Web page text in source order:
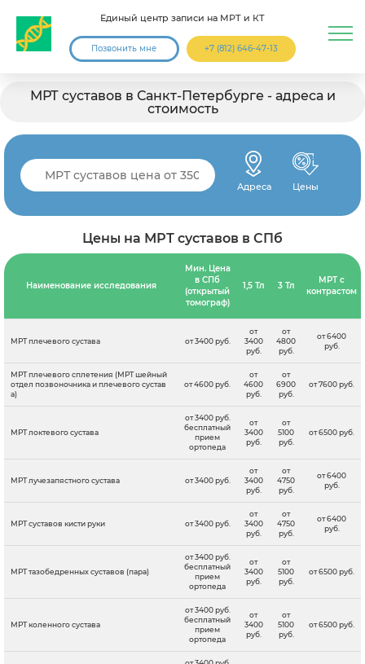
Единый центр записи на МРТ и КТ
Позвонить мне +7 (812) 646-47-13
МРТ суставов в Санкт-Петербурге - адреса и
стоимость
Адреса Цены
Цены на МРТ суставов в СПб
Наименование исследования
Мин. Цена
в СПб
(открытый
томограф)
1,5 Тл 3 Тл
МРТ с
контрастом
МРТ плечевого сустава от 3400 руб.
от
3400
руб.
от
4800
руб.
от 6400
руб.
МРТ плечевого сплетения (МРТ шейный
отдел позвоночника и плечевого сустав
а)
от 4600 руб.
от
4600
руб.
от
6900
руб.
от 7600 руб.
МРТ локтевого сустава
от 3400 руб.
бесплатный
прием
ортопеда
от
3400
руб.
от
5100
руб.
от 6500 руб.
МРТ лучезапястного сустава от 3400 руб.
от
3400
руб.
от
4750
руб.
от 6400
руб.
МРТ суставов кисти руки от 3400 руб.
от
3400
руб.
от
4750
руб.
от 6400
руб.
МРТ тазобедренных суставов (пара)
от 3400 руб.
бесплатный
прием
ортопеда
от
3400
руб.
от
5100
руб.
от 6500 руб.
МРТ коленного сустава
от 3400 руб.
бесплатный
прием
ортопеда
от
3400
руб.
от
5100
руб.
от 6500 руб.